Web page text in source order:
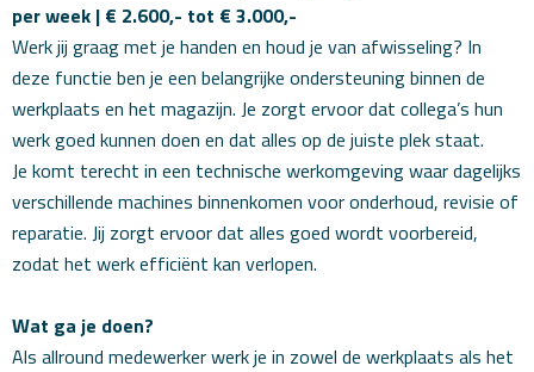
Nieuws
Contact
per week | € 2.600,- tot € 3.000,-
Werk jij graag met je handen en houd je van afwisseling? In
deze functie ben je een belangrijke ondersteuning binnen de
werkplaats en het magazijn. Je zorgt ervoor dat collega’s hun
werk goed kunnen doen en dat alles op de juiste plek staat.
Je komt terecht in een technische werkomgeving waar dagelijks
verschillende machines binnenkomen voor onderhoud, revisie of
reparatie. Jij zorgt ervoor dat alles goed wordt voorbereid,
zodat het werk efficiënt kan verlopen.
Wat ga je doen?
Als allround medewerker werk je in zowel de werkplaats als het